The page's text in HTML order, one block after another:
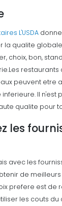
L'USDA
la qualite
choix, bon,
Les
peuvent etre
Il n'est
qualite pour
les
avec les
de
prefere est de
les couts